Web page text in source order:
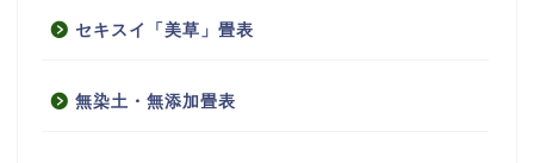
セキスイ「美草」畳表
無染土・無添加畳表